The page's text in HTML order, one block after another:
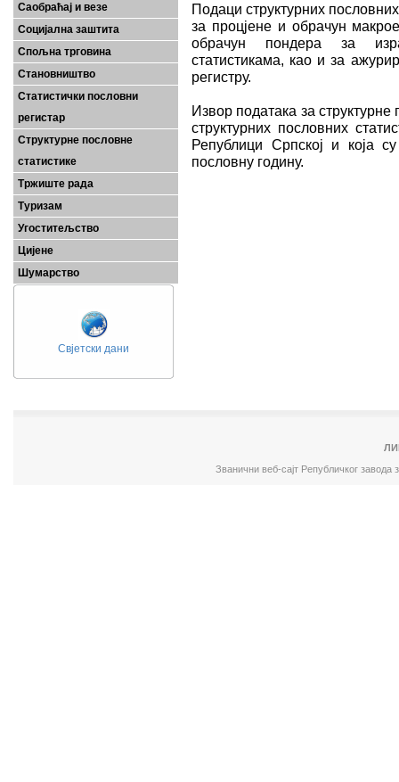
Саобраћај и везе
Социјална заштита
Спољна трговина
Становништво
Статистички пословни
регистар
Структурне пословне
статистике
Тржиште рада
Туризам
Угоститељство
Цијене
Шумарство
Свјетски дани
Подаци структурних
за процјене и обрачун
обрачун пондера за
статистикама, као и за
регистру.
Извор података за
структурних пословних
Републици Српској и која
пословну годину.
Званични веб-сајт Републичког